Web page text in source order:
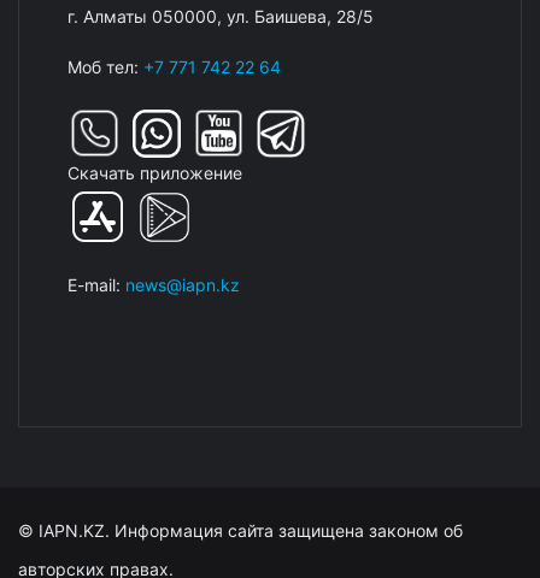
г. Алматы 050000, ул. Баишева, 28/5
Моб тел: +7 771 742 22 64
Скачать приложение
E-mail: news@iapn.kz
© IAPN.KZ. Информация сайта защищена законом об
авторских правах.